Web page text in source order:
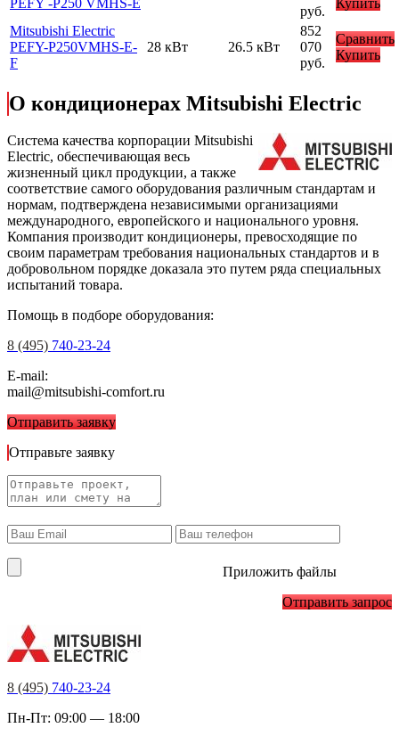
руб.
Mitsubishi Electric
PEFY-P250VMHS-E-
F
28 кВт 26.5 кВт
852
070
руб.
Сравнить
Купить
О кондиционерах Mitsubishi Electric
Cистема качества корпорации Mitsubishi
Electric, обеспечивающая весь
жизненный цикл продукции, а также
соответствие самого оборудования различным стандартам и
нормам, подтверждена независимыми организациями
международного, европейского и национального уровня.
Компания производит кондиционеры, превосходящие по
своим параметрам требования национальных стандартов и в
добровольном порядке доказала это путем ряда специальных
испытаний товара.
Помощь в подборе оборудования:
8 (495) 740-23-24
E-mail:
mail@mitsubishi-comfort.ru
Отправить заявку
Отправьте заявку
Приложить файлы
Отправить запрос
8 (495) 740-23-24
Пн-Пт: 09:00 — 18:00